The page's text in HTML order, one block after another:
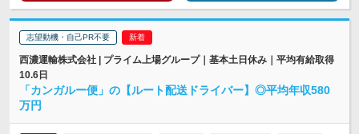
志望動機・自己PR不要
西濃運輸株式会社 | プライム上場グループ｜基本土日休み｜平均有給取得
10.6日
「カンガルー便」の【ルート配送ドライバー】◎平均年収580
万円